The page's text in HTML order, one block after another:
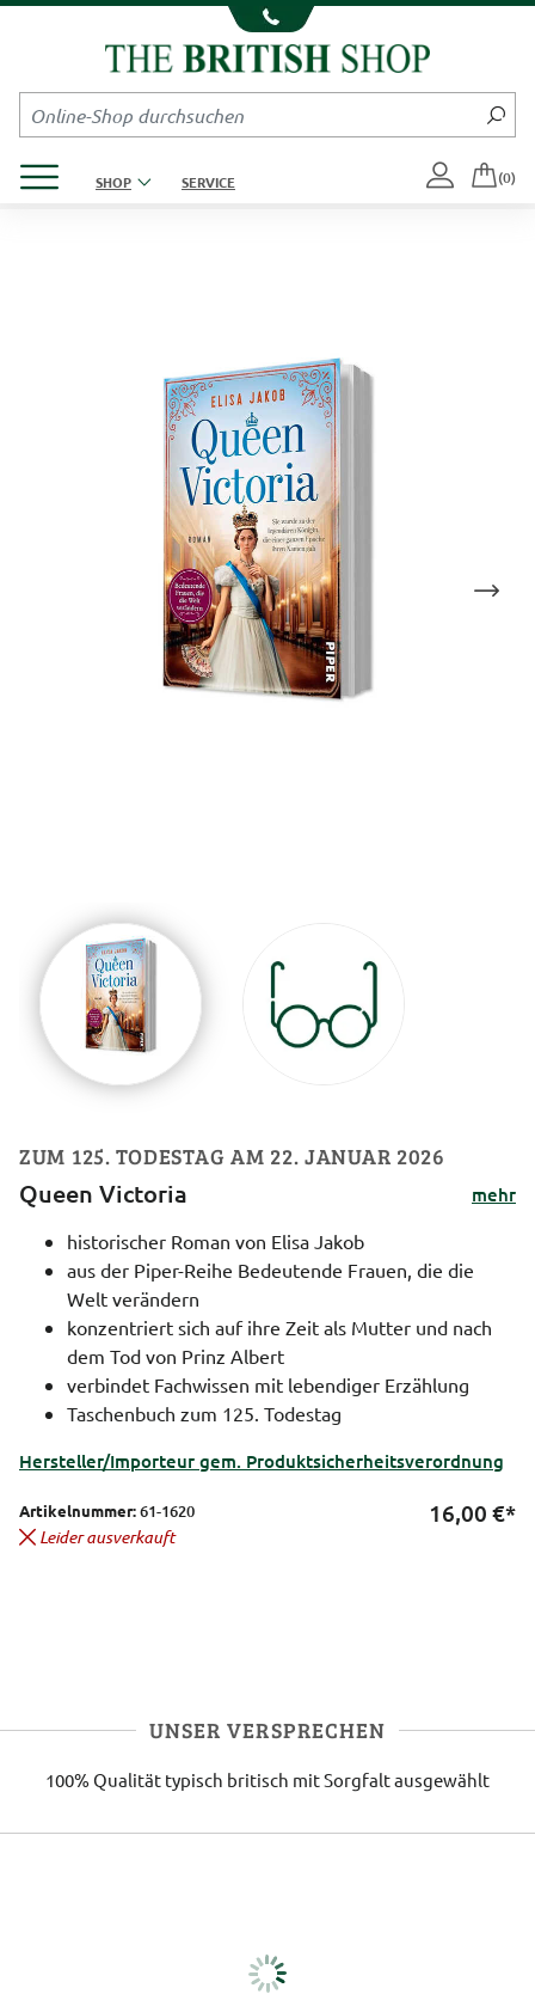
Kompletten Head der Seite überspringen
SHOP SERVICE (0)
ZUM 125. TODESTAG AM 22. JANUAR 2026
Queen Victoria
mehr
historischer Roman von Elisa Jakob
aus der Piper-Reihe Bedeutende Frauen, die die
Welt verändern
konzentriert sich auf ihre Zeit als Mutter und nach
dem Tod von Prinz Albert
verbindet Fachwissen mit lebendiger Erzählung
Taschenbuch zum 125. Todestag
Hersteller/Importeur gem. Produktsicherheitsverordnung
Artikelnummer:61-1620
Leider ausverkauft
16,00 €*
UNSER VERSPRECHEN
100% Qualität typisch britisch mit Sorgfalt ausgewählt